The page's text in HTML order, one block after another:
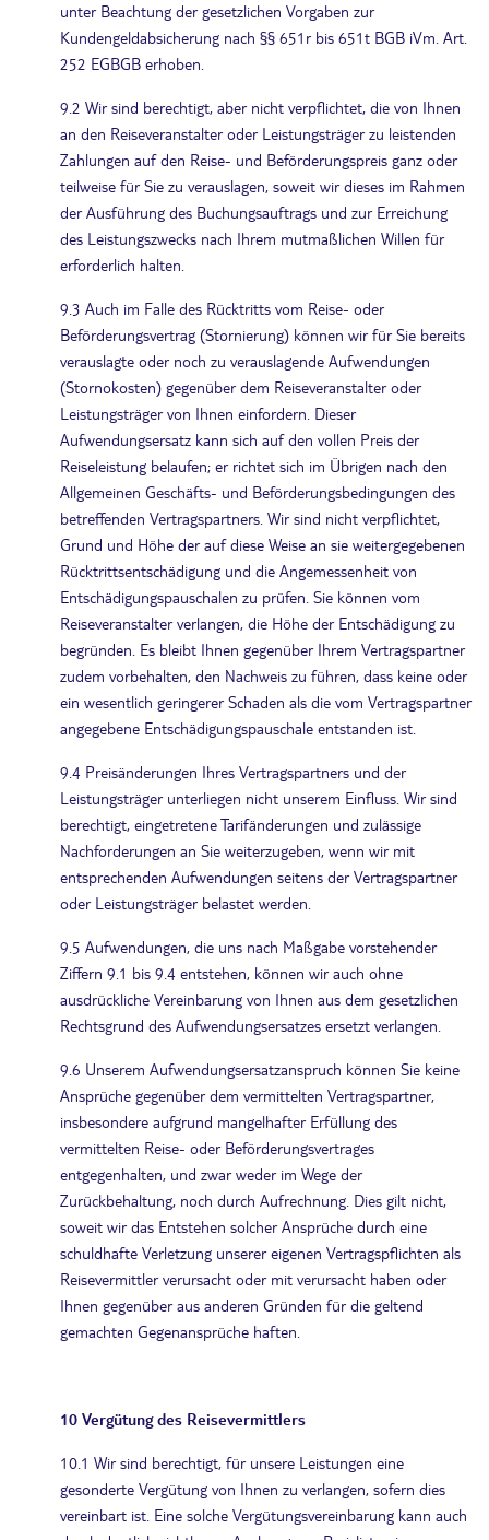
unter Beachtung der gesetzlichen Vorgaben zur
Kundengeldabsicherung nach §§ 651r bis 651t BGB iVm. Art.
252 EGBGB erhoben.
9.2 Wir sind berechtigt, aber nicht verpflichtet, die von Ihnen
an den Reiseveranstalter oder Leistungsträger zu leistenden
Zahlungen auf den Reise- und Beförderungspreis ganz oder
teilweise für Sie zu verauslagen, soweit wir dieses im Rahmen
der Ausführung des Buchungsauftrags und zur Erreichung
des Leistungszwecks nach Ihrem mutmaßlichen Willen für
erforderlich halten.
9.3 Auch im Falle des Rücktritts vom Reise- oder
Beförderungsvertrag (Stornierung) können wir für Sie bereits
verauslagte oder noch zu verauslagende Aufwendungen
(Stornokosten) gegenüber dem Reiseveranstalter oder
Leistungsträger von Ihnen einfordern. Dieser
Aufwendungsersatz kann sich auf den vollen Preis der
Reiseleistung belaufen; er richtet sich im Übrigen nach den
Allgemeinen Geschäfts- und Beförderungsbedingungen des
betreffenden Vertragspartners. Wir sind nicht verpflichtet,
Grund und Höhe der auf diese Weise an sie weitergegebenen
Rücktrittsentschädigung und die Angemessenheit von
Entschädigungspauschalen zu prüfen. Sie können vom
Reiseveranstalter verlangen, die Höhe der Entschädigung zu
begründen. Es bleibt Ihnen gegenüber Ihrem Vertragspartner
zudem vorbehalten, den Nachweis zu führen, dass keine oder
ein wesentlich geringerer Schaden als die vom Vertragspartner
angegebene Entschädigungspauschale entstanden ist.
9.4 Preisänderungen Ihres Vertragspartners und der
Leistungsträger unterliegen nicht unserem Einfluss. Wir sind
berechtigt, eingetretene Tarifänderungen und zulässige
Nachforderungen an Sie weiterzugeben, wenn wir mit
entsprechenden Aufwendungen seitens der Vertragspartner
oder Leistungsträger belastet werden.
9.5 Aufwendungen, die uns nach Maßgabe vorstehender
Ziffern 9.1 bis 9.4 entstehen, können wir auch ohne
ausdrückliche Vereinbarung von Ihnen aus dem gesetzlichen
Rechtsgrund des Aufwendungsersatzes ersetzt verlangen.
9.6 Unserem Aufwendungsersatzanspruch können Sie keine
Ansprüche gegenüber dem vermittelten Vertragspartner,
insbesondere aufgrund mangelhafter Erfüllung des
vermittelten Reise- oder Beförderungsvertrages
entgegenhalten, und zwar weder im Wege der
Zurückbehaltung, noch durch Aufrechnung. Dies gilt nicht,
soweit wir das Entstehen solcher Ansprüche durch eine
schuldhafte Verletzung unserer eigenen Vertragspflichten als
Reisevermittler verursacht oder mit verursacht haben oder
Ihnen gegenüber aus anderen Gründen für die geltend
gemachten Gegenansprüche haften.
10 Vergütung des Reisevermittlers
10.1 Wir sind berechtigt, für unsere Leistungen eine
gesonderte Vergütung von Ihnen zu verlangen, sofern dies
vereinbart ist. Eine solche Vergütungsvereinbarung kann auch